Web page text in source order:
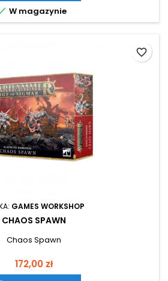
W magazynie
GAMES WORKSHOP
CHAOS SPAWN
Chaos Spawn
Cena
172,00 zł
favorite_border